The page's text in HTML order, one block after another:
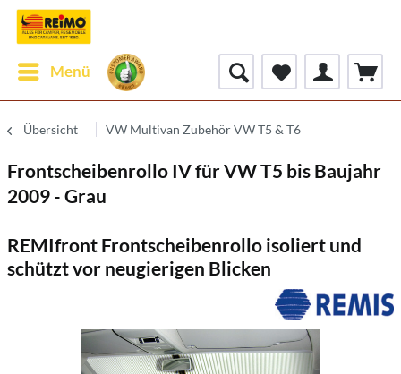
Menü
Übersicht VW Multivan Zubehör VW T5 & T6
Frontscheibenrollo IV für VW T5 bis Baujahr
2009 - Grau
REMIfront Frontscheibenrollo isoliert und
schützt vor neugierigen Blicken